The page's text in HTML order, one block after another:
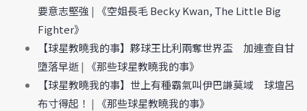
要意志堅強 |
《空姐長毛 Becky Kwan, The Little Big
Fighter》
【球星教曉我的事】夥球王比利兩奪世界盃 加連查自甘
墮落早逝|
《那些球星教曉我的事》
【球星教曉我的事】世上有種霸氣叫伊巴謙莫域 球壇呂
布寸得起！ |
《那些球星教曉我的事》